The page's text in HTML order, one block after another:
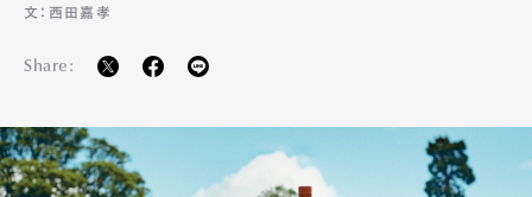
文：西田嘉孝
Share: